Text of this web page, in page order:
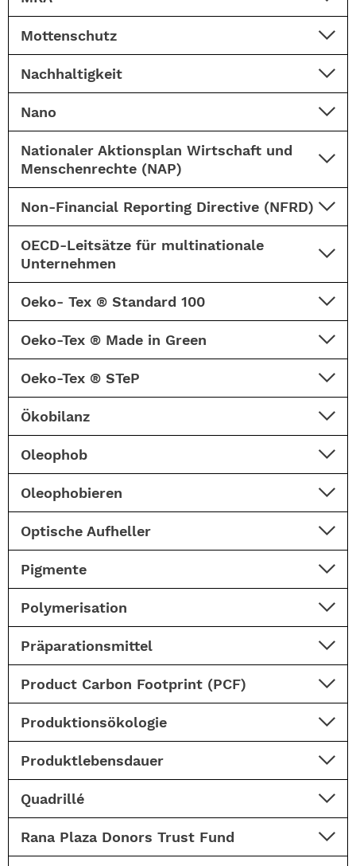
Mottenschutz
Nachhaltigkeit
Nano
Nationaler Aktionsplan Wirtschaft und
Menschenrechte (NAP)
Non-Financial Reporting Directive (NFRD)
OECD-Leitsätze für multinationale
Unternehmen
Oeko- Tex ® Standard 100
Oeko-Tex ® Made in Green
Oeko-Tex ® STeP
Ökobilanz
Oleophob
Oleophobieren
Optische Aufheller
Pigmente
Polymerisation
Präparationsmittel
Product Carbon Footprint (PCF)
Produktionsökologie
Produktlebensdauer
Quadrillé
Rana Plaza Donors Trust Fund